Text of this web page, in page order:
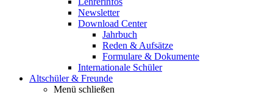
Newsletter
Download Center
Jahrbuch
Reden & Aufsätze
Formulare & Dokumente
Internationale Schüler
Altschüler & Freunde
Menü schließen